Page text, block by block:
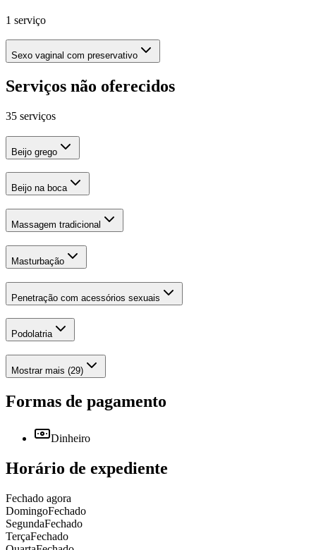
1 serviço
Sexo vaginal com preservativo
Serviços não oferecidos
35 serviços
Beijo grego
Beijo na boca
Massagem tradicional
Masturbação
Penetração com acessórios sexuais
Podolatria
Mostrar mais (29)
Formas de pagamento
Dinheiro
Horário de expediente
Fechado agora
DomingoFechado
SegundaFechado
TerçaFechado